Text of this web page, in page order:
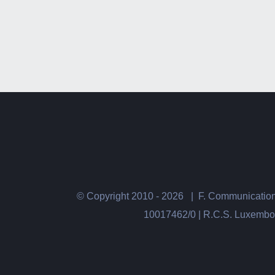
© Copyright 2010 - 2026 | F.
10017462/0 | R.C.S.